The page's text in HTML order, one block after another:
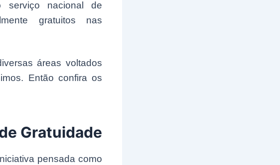
serviço nacional de
gratuitos nas
áreas voltados
Então confira os
Gratuidade
pensada como